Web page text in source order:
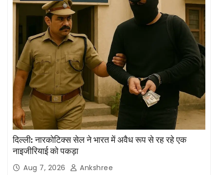
दिल्ली: नारकोटिक्स सेल ने भारत में अवैध रूप से रह रहे एक
नाइजीरियाई को पकड़ा
Aug 7, 2026 Ankshree